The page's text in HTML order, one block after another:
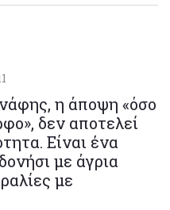
η άποψη «όσο
δεν αποτελεί
Είναι ένα
με άγρια
με